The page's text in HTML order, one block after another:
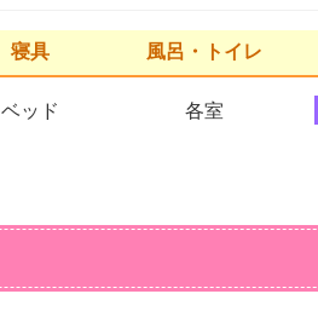
寝具 風呂・トイレ
ベッド 各室